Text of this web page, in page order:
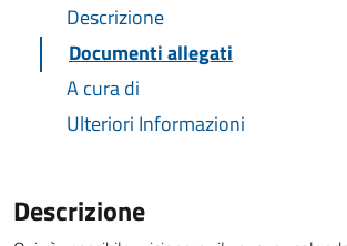
Descrizione
Documenti allegati
A cura di
Ulteriori Informazioni
Descrizione